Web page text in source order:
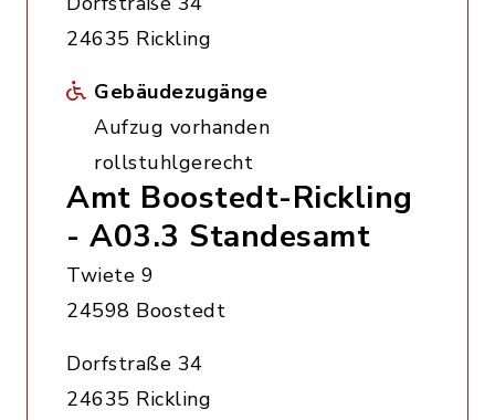
24635 Rickling
Gebäudezugänge
Aufzug vorhanden
rollstuhlgerecht
Amt Boostedt-Rickling
- A03.3 Standesamt
Twiete 9
24598 Boostedt
Dorfstraße 34
24635 Rickling